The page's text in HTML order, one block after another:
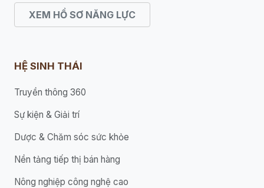
XEM HỒ SƠ NĂNG LỰC
HỆ SINH THÁI
Truyền thông 360
Sự kiện & Giải trí
Dược & Chăm sóc sức khỏe
Nền tảng tiếp thị bán hàng
Nông nghiệp công nghệ cao